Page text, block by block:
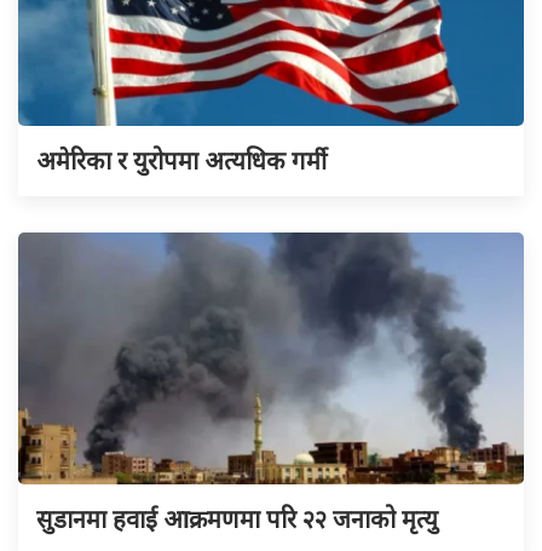
अमेरिका र युरोपमा अत्यधिक गर्मी
सुडानमा हवाई आक्रमणमा परि २२ जनाको मृत्यु